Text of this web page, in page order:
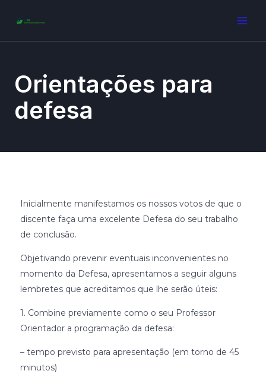
Orientações para
defesa
Inicialmente manifestamos os nossos votos de que o
discente faça uma excelente Defesa do seu trabalho
de conclusão.
Objetivando prevenir eventuais inconvenientes no
momento da Defesa, apresentamos a seguir alguns
lembretes que acreditamos que lhe serão úteis:
1. Combine previamente como o seu Professor
Orientador a programação da defesa:
– tempo previsto para apresentação (em torno de 45
minutos)